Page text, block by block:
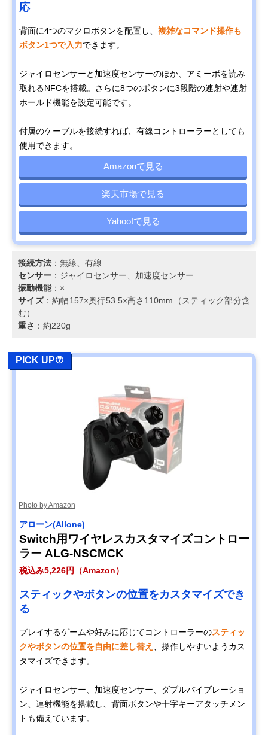
応
背面に4つのマクロボタンを配置し、 複雑なコマンド操作も
ボタン1つで入力できます。
ジャイロセンサーと加速度センサーのほか、アミーボを読み
取れるNFCを搭載。さらに8つのボタンに3段階の連射や連射
ホールド機能を設定可能です。
付属のケーブルを接続すれば、有線コントローラーとしても
使用できます。
Amazonで見る
楽天市場で見る
Yahoo!で見る
接続方法 ：無線、有線
センサー ：ジャイロセンサー、加速度センサー
振動機能：×
サイズ：約幅157×奥行53.5×高さ110mm（スティック部分含
む）
重さ ：約220g
PICK UP⑦
Photo by Amazon
アローン(Allone)
Switch用ワイヤレスカスタマイズコントロー
ラー ALG-NSCMCK
税込み5,226円（Amazon）
スティックやボタンの位置をカスタマイズでき
る
プレイするゲームや好みに応じてコントローラーのスティッ
クやボタンの位置を自由に差し替え
、操作しやすいようカス
タマイズできます。
ジャイロセンサー、加速度センサー、ダブルバイブレーショ
ン、連射機能を搭載し、背面ボタンや十字キーアタッチメン
トも備えています。